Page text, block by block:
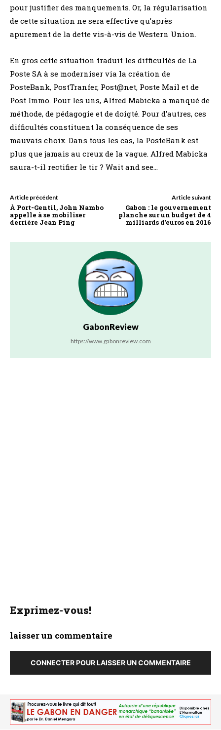
pour justifier des manquements. Or, la régularisation
de cette situation ne sera effective qu’après
apurement de la dette vis-à-vis de Western Union.
En gros cette situation traduit les difficultés de La
Poste SA à se moderniser via la création de
PosteBank, PostTranfer, Post@net, Poste Mail et de
Post Immo. Pour les uns, Alfred Mabicka a manqué de
méthode, de pédagogie et de doigté. Pour d’autres, ces
difficultés constituent la conséquence de ses
mauvais choix. Dans tous les cas, la PosteBank est
plus que jamais au creux de la vague. Alfred Mabicka
saura-t-il rectifier le tir ? Wait and see…
Article précédent
À Port-Gentil, John Nambo
appelle à se mobiliser
derrière Jean Ping
Article suivant
Gabon : le gouvernement
planche sur un budget de 4
milliards d’euros en 2016
GabonReview
https://www.gabonreview.com
Exprimez-vous!
laisser un commentaire
CONNECTER POUR LAISSER UN COMMENTAIRE